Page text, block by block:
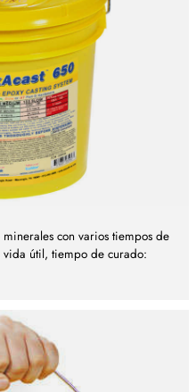
con varios tiempos de
vida útil, tiempo de curado: